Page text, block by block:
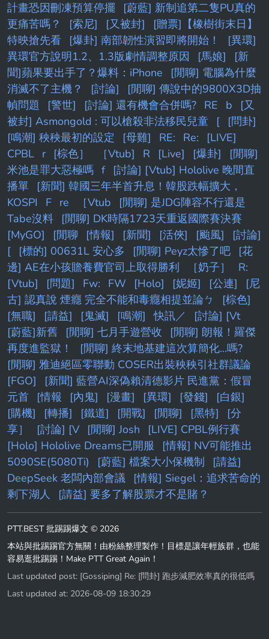
計畫恐因刪凍預算停擺
[蔚藍] 新制追第二隻PU真的
更痛苦嗎？
[索尼] [又被封]
[贈票]【橡樹街末日】
特映搶先看
[爆卦] 南部韌性演習即將開始！
[異環]
異環官方說明1.2、1.3版劇情調整原因
[馬娘]
[新
聞]蘋果要出手了？爆料：iPhone
[閒聊] 電腦為什麼
消滅不了主機？
[討論]
[閒聊] 傳說中的9800X3D抽
幀問題
[警世] [討論] 還有機會合併嗎? RE b
[又
被封] Asmongold : 可以槍殺非法移民兒童
[
[問卦]
[鳴潮] 秧秧最初的設定
[母雞] RE: Re:
[LIVE]
CPBL r [棕色］ ［Vtub] R [Live] [爆卦]
[閒聊]
米池是罪大惡極嗎 f
[討論] [Vtub] Hololive 晚間直
播單
[新聞] 韓國三年半首升息！韓股跌幅擴大，
KOSPI
F re ［Vtub
[閒聊] 是JDG陣容不行還是
Tabe沒料
[閒聊] DK時隔1723天重返國際賽決賽
[MyGO]
[閒聊 [情報] [新聞] [活俠] [颱風]
[討論]
[
[標的] 00631L 安心多 [閒聊] Peyz太慘了吧
[花
邊] AE在小孩贍養費官司上取得勝利
［奶子］
R:
[Vtub]
[問題] Fw: FW [Holo] [妮姬] [公連]
[尼
古] 認真說 煙癮 完全不能和毒癮相提並論ㄅ
[棕色]
[無職]
[請益] [鬼滅] [鳴潮] 快訊／
[討論] [Vt
[蔚藍]新舊
[閒聊] 七月手遊營收
[閒聊] 朗報！羅傑
再度進監獄！
[閒聊] 終末地基建這次算簡化...嗎?
[閒聊] 雅迪絕區零聯動 COSER出裝秧秧引社群議論
[FGO]
[新聞] 藍營AI深偽賴清德影片 民進黨：假冒
元首
[情報 [內鬼] [漫畫] [異環] [發錢]
[白銀]
[購機]
[轉播] [鐵道] [開戰] [閒聊] [黑特]
[分
享］
[討論] [V [閒聊] Josh
[LIVE] CPBL例行賽
[Holo] Hololive Dreams已開服
[情報] NV可能推出
5090SE(5080Ti)
[蔚藍] 檔案大小保機制
[請益]
DeepSeek 老闆內部會議
[情報] Siegel：追求苦命的
剩下湖人
[請益] 要多了解股票才不是賭？
PTT.BEST 批踢踢爆文 © 2026
本站與批踢踢官方無關！由粉絲整理製作！目標是讓年輕族群，也能
容易逛批踢踢！Make PTT Great Again！
Last updated post: [Gossiping] Re: [問卦] 跑步減肥效率真的很低嗎
Last updated at: 2026-08-09 18:30:29